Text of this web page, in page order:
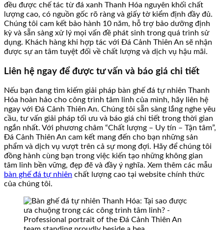
đều được chế tác từ đá xanh Thanh Hóa nguyên khối chất
lượng cao, có nguồn gốc rõ ràng và giấy tờ kiểm định đầy đủ.
Chúng tôi cam kết bảo hành 10 năm, hỗ trợ bảo dưỡng định
kỳ và sẵn sàng xử lý mọi vấn đề phát sinh trong quá trình sử
dụng. Khách hàng khi hợp tác với Đá Cảnh Thiên An sẽ nhận
được sự an tâm tuyệt đối về chất lượng và dịch vụ hậu mãi.
Liên hệ ngay để được tư vấn và báo giá chi tiết
Nếu bạn đang tìm kiếm giải pháp bàn ghế đá tự nhiên Thanh
Hóa hoàn hảo cho công trình tâm linh của mình, hãy liên hệ
ngay với Đá Cảnh Thiên An. Chúng tôi sẵn sàng lắng nghe yêu
cầu, tư vấn giải pháp tối ưu và báo giá chi tiết trong thời gian
ngắn nhất. Với phương châm “Chất lượng – Uy tín – Tận tâm”,
Đá Cảnh Thiên An cam kết mang đến cho bạn những sản
phẩm và dịch vụ vượt trên cả sự mong đợi. Hãy để chúng tôi
đồng hành cùng bạn trong việc kiến tạo những không gian
tâm linh bền vững, đẹp đẽ và đầy ý nghĩa. Xem thêm các mẫu
bàn ghế đá tự nhiên chất lượng cao tại website chính thức
của chúng tôi.